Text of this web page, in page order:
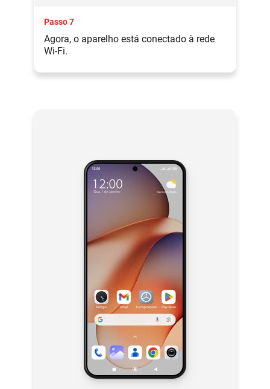
Passo 7
Agora, o aparelho está conectado à rede
Wi-Fi.